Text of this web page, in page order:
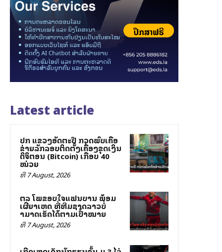
Latest article
ປກສ ແຂວງອັດຕະປື ກວດພົບເຄືອ
ຂ່າຍລັກລອບຕິດຕັ້ງເຄື່ອງຂຸດເງິນ
ດິຈິຕອນ (Bitcoin) ເກືອບ 40
ໝ່ວຍ
ທີ 7 August, 2026
ສຕລ ໂພສຂອບໃຈແຟນບານ ພ້ອມ
ເຜີຍສາເຫດ ທີ່ທີມຊາດລາວບໍ່
ສາມາດເຮັດໄດ້ຕາມເປົ້າໝາຍ
ທີ 7 August, 2026